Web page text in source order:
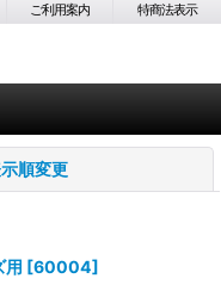
ご利用案内 特商法表示
順変更
用 [60004]